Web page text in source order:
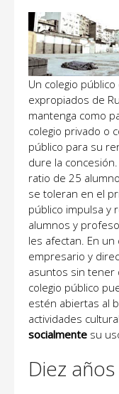
Un colegio
expropiados de
mantenga como
colegio privado o
público para su
dure la
ratio de 25
se toleran en el
público impulsa y
alumnos y
les afectan. En
empresario y
asuntos sin tener
colegio público
estén abiertas al
actividades
socialmente su
Diez